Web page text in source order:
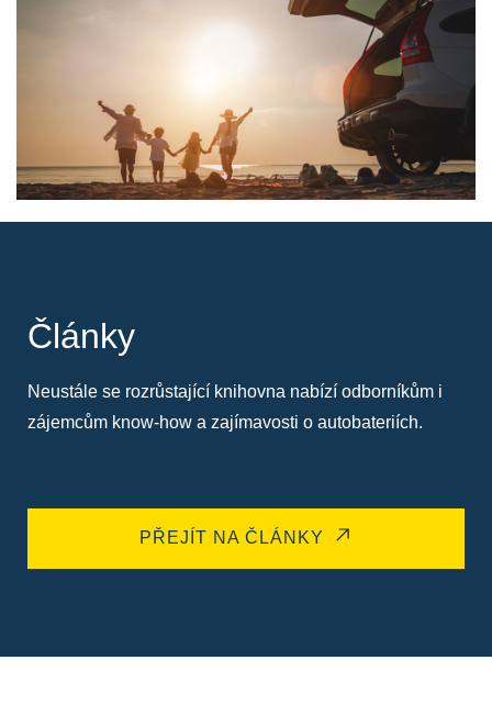
Články
Neustále se rozrůstající knihovna nabízí odborníkům i
zájemcům know-how a zajímavosti o autobateriích.
PŘEJÍT NA ČLÁNKY